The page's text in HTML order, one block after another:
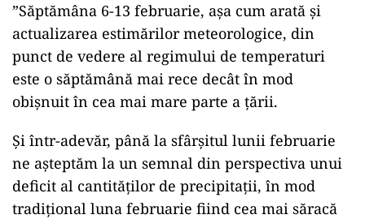
”Săptămâna 6-13 februarie, așa cum arată și
actualizarea estimărilor meteorologice, din
punct de vedere al regimului de temperaturi
este o săptămână mai rece decât în mod
obișnuit în cea mai mare parte a țării.
Și într-adevăr, până la sfârșitul lunii februarie
ne așteptăm la un semnal din perspectiva unui
deficit al cantităților de precipitații, în mod
tradițional luna februarie fiind cea mai săracă